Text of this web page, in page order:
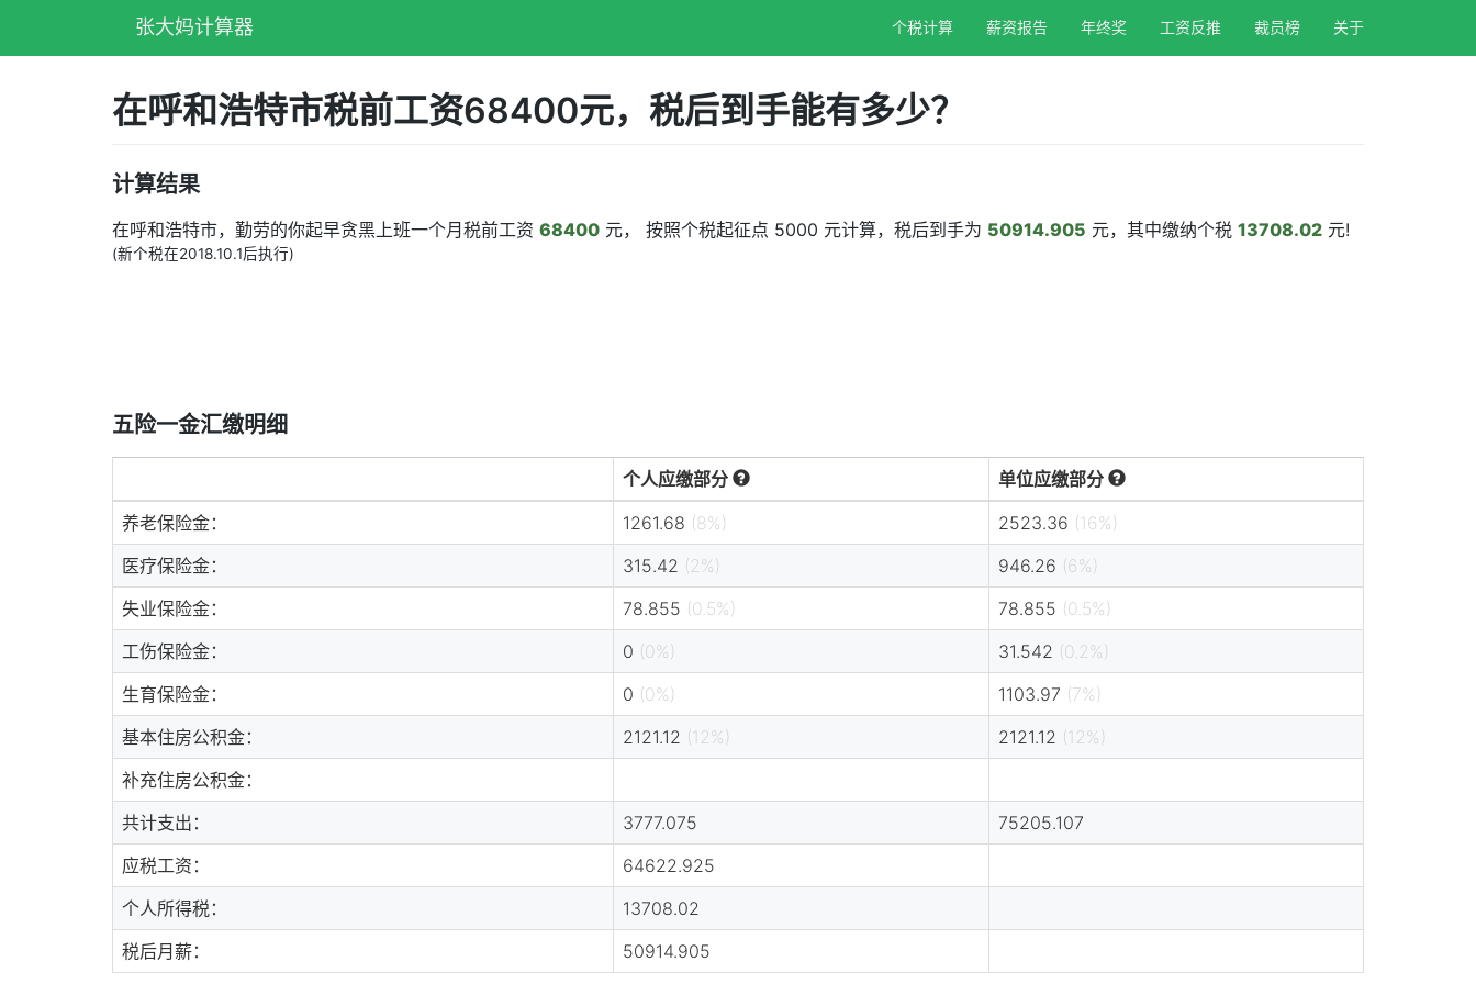
张大妈计算器 个税计算 薪资报告 年终奖 工资反推 裁员榜 关于
在呼和浩特市税前工资68400元，税后到手能有多少？
计算结果
在呼和浩特市，勤劳的你起早贪黑上班一个月税前工资 68400 元， 按照个税起征点 5000 元计算，税后到手为 50914.905 元，其中缴纳个税 13708.02 元!
(新个税在2018.10.1后执行)
五险一金汇缴明细
个人应缴部分
单位应缴部分
养老保险金：
1261.68 (8%) 2523.36 (16%)
医疗保险金：
315.42 (2%) 946.26 (6%)
失业保险金：
78.855 (0.5%) 78.855 (0.5%)
工伤保险金：
0 (0%) 31.542 (0.2%)
生育保险金：
0 (0%) 1103.97 (7%)
基本住房公积金：
2121.12 (12%) 2121.12 (12%)
补充住房公积金：
共计支出：
3777.075
75205.107
应税工资：
64622.925
个人所得税：
13708.02
税后月薪：
50914.905